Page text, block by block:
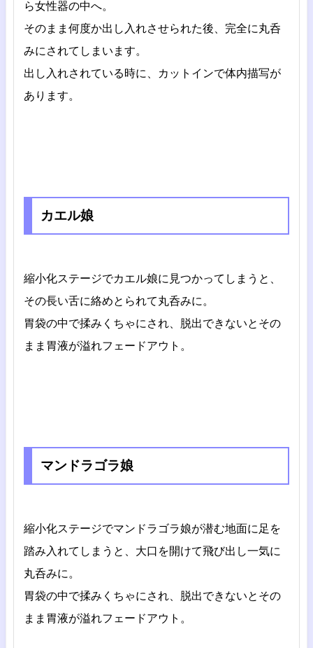
ら女性器の中へ。
そのまま何度か出し入れさせられた後、完全に丸呑
みにされてしまいます。
出し入れされている時に、カットインで体内描写が
あります。
カエル娘
縮小化ステージでカエル娘に見つかってしまうと、
その長い舌に絡めとられて丸呑みに。
胃袋の中で揉みくちゃにされ、脱出できないとその
まま胃液が溢れフェードアウト。
マンドラゴラ娘
縮小化ステージでマンドラゴラ娘が潜む地面に足を
踏み入れてしまうと、大口を開けて飛び出し一気に
丸呑みに。
胃袋の中で揉みくちゃにされ、脱出できないとその
まま胃液が溢れフェードアウト。